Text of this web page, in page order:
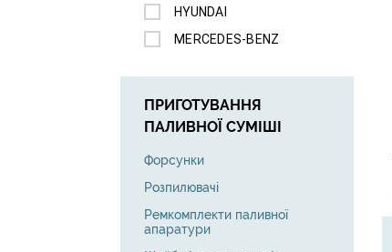
HYUNDAI
MERCEDES-BENZ
OPEL
TOYOTA
ПРИГОТУВАННЯ
ПАЛИВНОЇ СУМІШІ
Форсунки
Розпилювачі
Ремкомплекти паливної
апаратури